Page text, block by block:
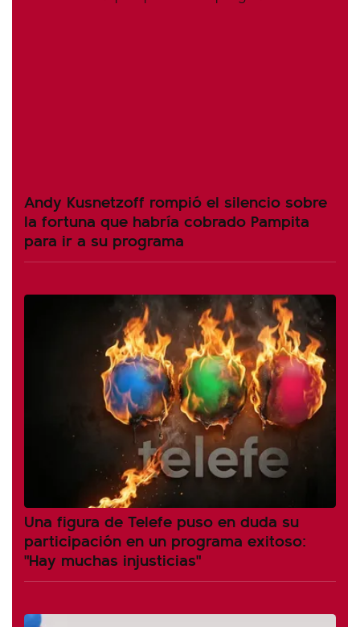
Andy Kusnetzoff rompió el silencio sobre
la fortuna que habría cobrado Pampita
para ir a su programa
Una figura de Telefe puso en duda su
participación en un programa exitoso:
"Hay muchas injusticias"